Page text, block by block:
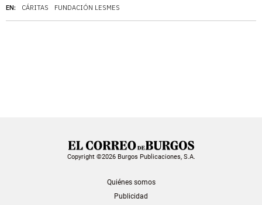
EN: CÁRITAS FUNDACIÓN LESMES
Copyright ©2026 Burgos Publicaciones, S.A.
Quiénes somos
Publicidad